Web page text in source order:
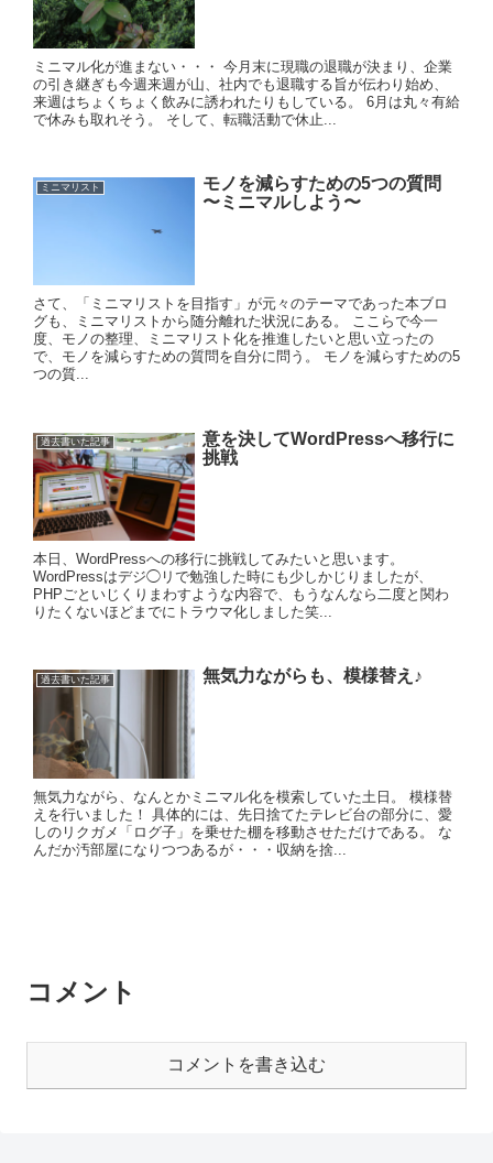
ミニマル化が進まない・・・ 今月末に現職の退職が決まり、企業
の引き継ぎも今週来週が山、社内でも退職する旨が伝わり始め、
来週はちょくちょく飲みに誘われたりもしている。 6月は丸々有給
で休みも取れそう。 そして、転職活動で休止...
ミニマリスト
モノを減らすための5つの質問
〜ミニマルしよう〜
さて、「ミニマリストを目指す」が元々のテーマであった本ブロ
グも、ミニマリストから随分離れた状況にある。 ここらで今一
度、モノの整理、ミニマリスト化を推進したいと思い立ったの
で、モノを減らすための質問を自分に問う。 モノを減らすための5
つの質...
過去書いた記事
意を決してWordPressへ移行に
挑戦
本日、WordPressへの移行に挑戦してみたいと思います。
WordPressはデジ◯リで勉強した時にも少しかじりましたが、
PHPごといじくりまわすような内容で、もうなんなら二度と関わ
りたくないほどまでにトラウマ化しました笑...
過去書いた記事 無気力ながらも、模様替え♪
無気力ながら、なんとかミニマル化を模索していた土日。 模様替
えを行いました！ 具体的には、先日捨てたテレビ台の部分に、愛
しのリクガメ「ログ子」を乗せた棚を移動させただけである。 な
んだか汚部屋になりつつあるが・・・収納を捨...
コメント
コメントを書き込む